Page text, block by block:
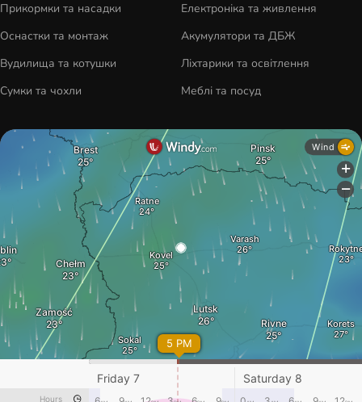
Прикормки та насадки
Оснастки та монтаж
Вудилища та котушки
Сумки та чохли
Електроніка та живлення
Акумулятори та ДБЖ
Ліхтарики та освітлення
Меблі та посуд